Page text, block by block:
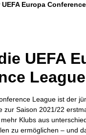
Europa
UEFA
League ist der
zur Saison 2021/22
Klubs aus
zu ermöglichen – und